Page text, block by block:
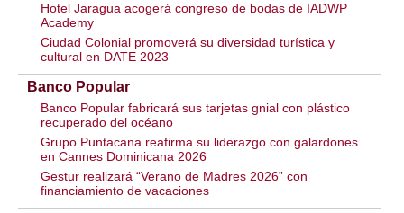
Hotel Jaragua acogerá congreso de bodas de IADWP
Academy
Ciudad Colonial promoverá su diversidad turística y
cultural en DATE 2023
Banco Popular
Banco Popular fabricará sus tarjetas gnial con plástico
recuperado del océano
Grupo Puntacana reafirma su liderazgo con galardones
en Cannes Dominicana 2026
Gestur realizará “Verano de Madres 2026” con
financiamiento de vacaciones